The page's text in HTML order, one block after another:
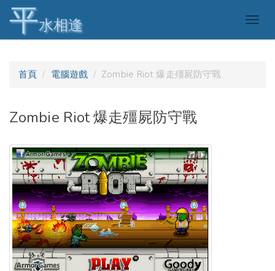
平水相逢
首頁 電腦遊戲 Zombie Riot 爆走殭屍防守戰
Zombie Riot 爆走殭屍防守戰